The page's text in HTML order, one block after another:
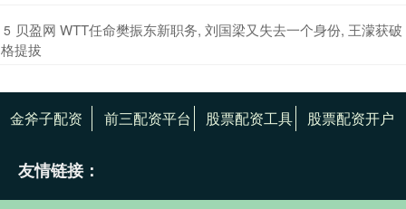
5 ​贝盈网 WTT任命樊振东新职务, 刘国梁又失去一个身份, 王濛获破
格提拔
金斧子配资 前三配资平台 股票配资工具 股票配资开户
友情链接：